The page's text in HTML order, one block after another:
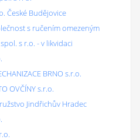
České Budějovice
s ručením omezeným
spol. s r.o. - v likvidaci
BRNO s.r.o.
OVČÍNY s.r.o.
Jindřichův Hradec